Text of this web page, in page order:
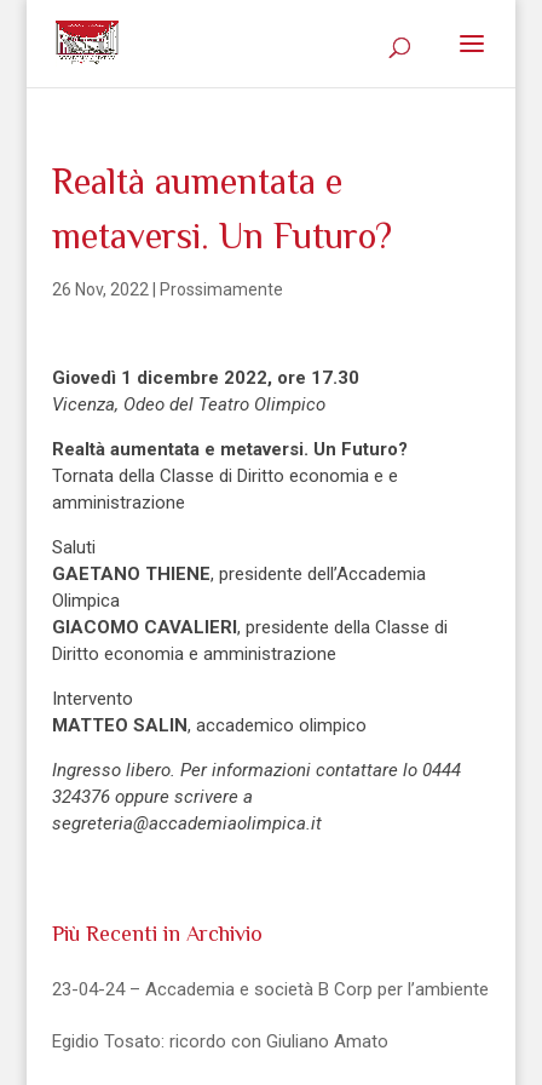
Realtà aumentata e
metaversi. Un Futuro?
26 Nov, 2022 Prossimamente
Giovedì 1 dicembre 2022, ore 17.30
Vicenza, Odeo del Teatro Olimpico
Realtà aumentata e metaversi. Un Futuro?
Tornata della Classe di Diritto economia e e
amministrazione
Saluti
GAETANO THIENE, presidente dell’Accademia
Olimpica
GIACOMO CAVALIERI, presidente della Classe di
Diritto economia e amministrazione
Intervento
MATTEO SALIN, accademico olimpico
Ingresso libero. Per informazioni contattare lo 0444
324376 oppure scrivere a
segreteria@accademiaolimpica.it
Più Recenti in Archivio
23-04-24 – Accademia e società B Corp per l’ambiente
Egidio Tosato: ricordo con Giuliano Amato